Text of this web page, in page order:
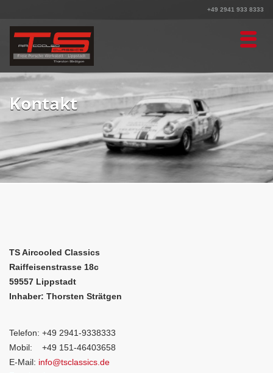
+49 2941 933 8333
Kontakt
TS Aircooled Classics
Raiffeisenstrasse 18c
59557 Lippstadt
Inhaber: Thorsten Strätgen
Telefon: +49 2941-9338333
Mobil: +49 151-46403658
E-Mail: info@tsclassics.de